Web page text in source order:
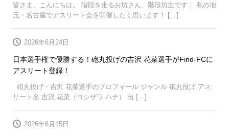
皆さま、こんにちは。 階段を走るお坊さん、階段坊主です！ 私の地
元・名古屋でアスリート会を開催したく思います！ […]
日本選手権で優勝する！砲丸投げの吉沢 花菜選手がFind-FCに
アスリート登録！
2026年6月24日
砲丸投げ・吉沢 花菜選手のプロフィール ジャンル 砲丸投げ アス
リート名 吉沢 花菜（ヨシザワ ハナ） 出 […]
2026年6月15日